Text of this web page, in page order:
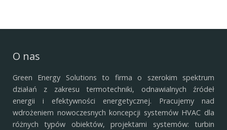
O nas
Green Energy Solutions to firma o szerokim spektrum
działań z zakresu termotechniki, odnawialnych źródeł
energii i efektywności energetycznej.
Pracujemy nad
wdrożeniem nowoczesnych koncepcji systemów HVAC dla
różnych typów obiektów, projektami systemów: turbin